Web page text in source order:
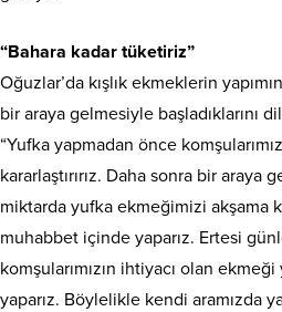
“Bahara kadar tüketiriz”
Oğuzlar’da kışlık ekmeklerin
bir araya gelmesiyle başladıklarını
“Yufka yapmadan önce
kararlaştırırız. Daha sonra bir araya
miktarda yufka ekmeğimizi akşama
muhabbet içinde yaparız. Ertesi
komşularımızın ihtiyacı olan
yaparız. Böylelikle kendi aramızda